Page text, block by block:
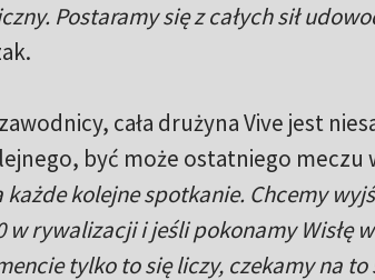
Postaramy się z całych sił
cała drużyna Vive jest
być może ostatniego meczu
kolejne spotkanie. Chcemy
w rywalizacji i jeśli pokonamy Wisłę
tylko to się liczy, czekamy na